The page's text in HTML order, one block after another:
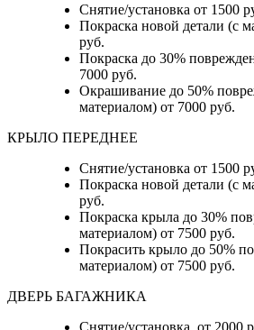
Снятие/установка от 1500
Покраска новой детали (с
руб.
Покраска до 30%
7000 руб.
Окрашивание до 50%
материалом) от 7000 руб.
КРЫЛО ПЕРЕДНЕЕ
Снятие/установка от 1500
Покраска новой детали (с
руб.
Покраска крыла до 30%
материалом) от 7500 руб.
Покрасить крыло до 50%
материалом) от 7500 руб.
ДВЕРЬ БАГАЖНИКА
Снятие/установка от 2000